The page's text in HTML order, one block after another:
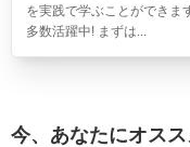
を実践で学ぶことができま
多数活躍中! まずは...
今、あなたにオスス